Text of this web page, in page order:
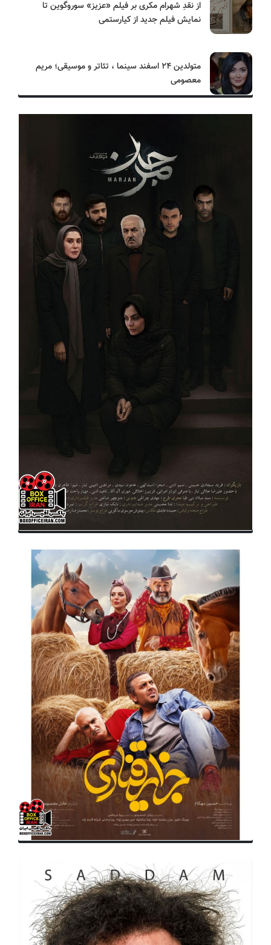
از نقدِ شهرام مکری بر فیلم «عزیز» سوروگوین تا
نمایش فیلم جدید از کیارستمی
متولدین ۲۴ اسفند سینما ، تئاتر و موسیقی؛ مریم
معصومی